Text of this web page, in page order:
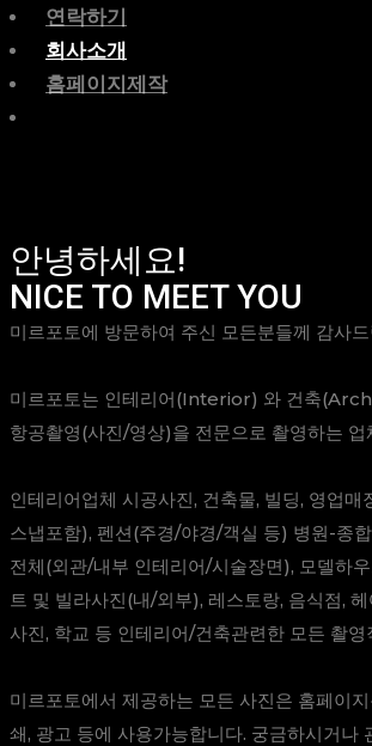
연락하기
회사소개
홈페이지제작
안녕하세요!
NICE TO MEET YOU
미르포토에 방문하여 주신 모든분들께 감사
미르포토는 인테리어(Interior) 와 건축
항공촬영(사진/영상)을 전문으로 촬영하는 업
인테리어업체 시공사진, 건축물, 빌딩, 영업매
스냅포함), 펜션(주경/야경/객실 등) 병원-종
전체(외관/내부 인테리어/시술장면), 모델하
트 및 빌라사진(내/외부), 레스토랑, 음식점,
사진, 학교 등 인테리어/건축관련한 모든 촬영
미르포토에서 제공하는 모든 사진은 홈페이
쇄, 광고 등에 사용가능합니다. 궁금하시거나